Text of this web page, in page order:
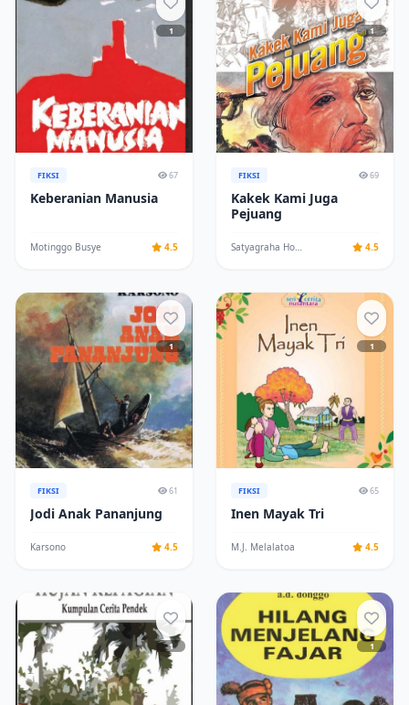
1
FIKSI 67
Keberanian Manusia
Motinggo Busye 4.5
1
FIKSI 69
Kakek Kami Juga
Pejuang
Satyagraha Hoerip 4.5
1
FIKSI 61
Jodi Anak Pananjung
Karsono 4.5
1
FIKSI 65
Inen Mayak Tri
M.J. Melalatoa 4.5
1 1